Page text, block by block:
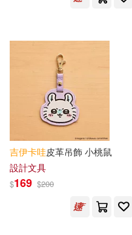
Gakken(1)
インディーズ(1)
エンスカイ(1)
現在可購買商品(404)
作者/演唱/譯/編/繪(2)
價格
範圍
吉伊卡哇皮革吊飾 小桃鼠
設計文具
$169 $200